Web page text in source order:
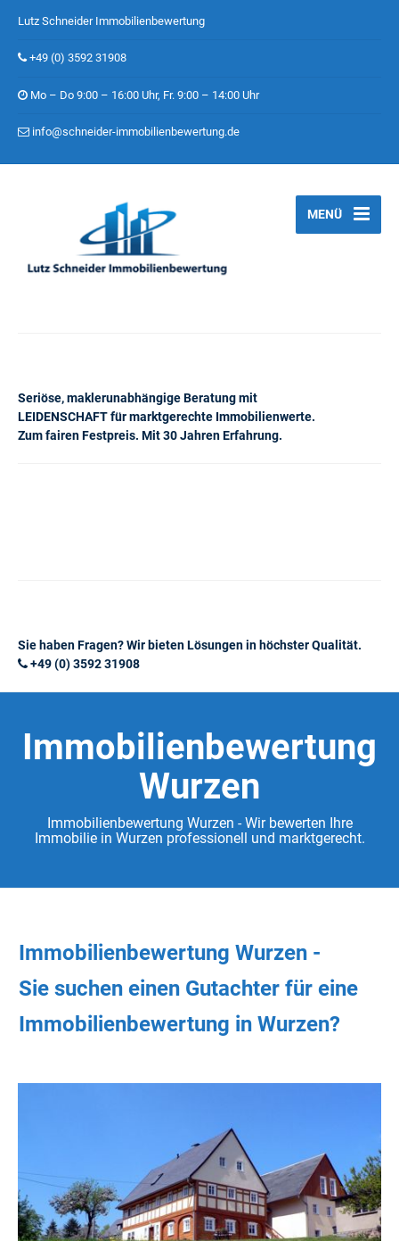
Lutz Schneider Immobilienbewertung
+49 (0) 3592 31908
Mo – Do 9:00 – 16:00 Uhr, Fr. 9:00 – 14:00 Uhr
info@schneider-immobilienbewertung.de
Seriöse, maklerunabhängige Beratung mit
LEIDENSCHAFT für marktgerechte Immobilienwerte.
Zum fairen Festpreis. Mit 30 Jahren Erfahrung.
MENÜ
Sie haben Fragen? Wir bieten Lösungen in höchster Qualität.
+49 (0) 3592 31908
Immobilienbewertung
Wurzen
Immobilienbewertung Wurzen - Wir bewerten Ihre
Immobilie in Wurzen professionell und marktgerecht.
Immobilienbewertung Wurzen -
Sie suchen einen Gutachter für eine
Immobilienbewertung in Wurzen?